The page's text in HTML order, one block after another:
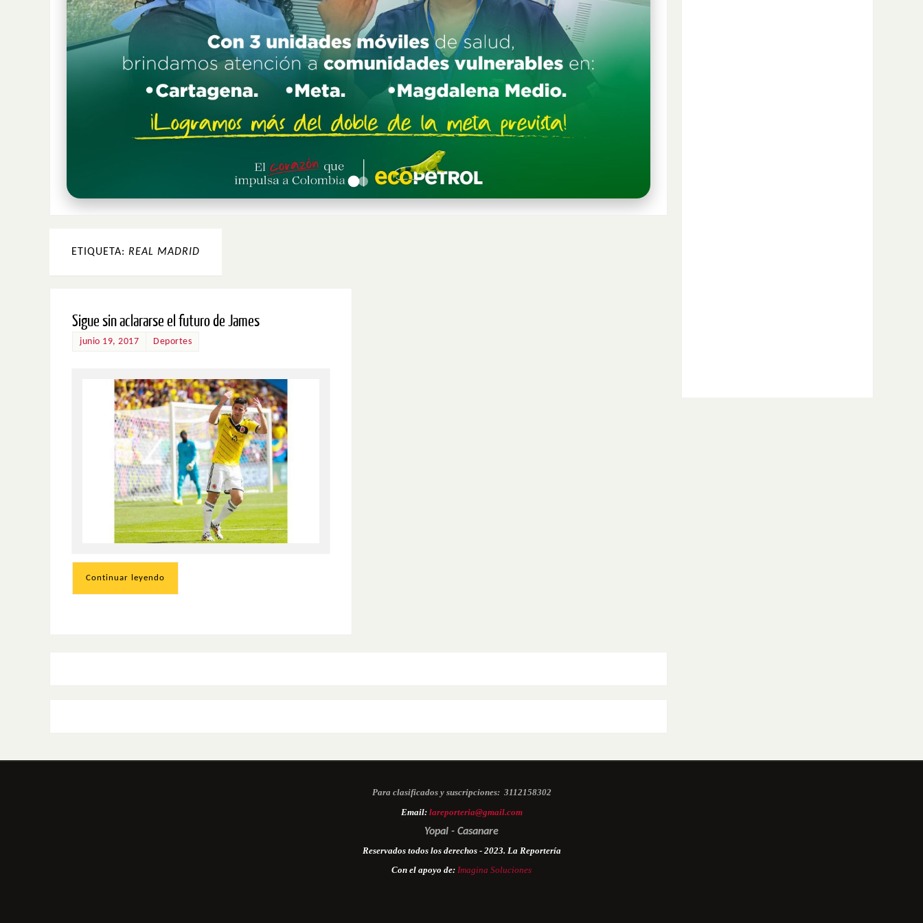
ETIQUETA: REAL MADRID
Sigue sin aclararse el futuro de James
junio 19, 2017 Deportes
Continuar leyendo
Para clasificados y suscripciones: 3112158302
Email: lareporteria@gmail.com
Yopal - Casanare
Reservados todos los derechos - 2023. La Reportería
Con el apoyo de: Imagina Soluciones